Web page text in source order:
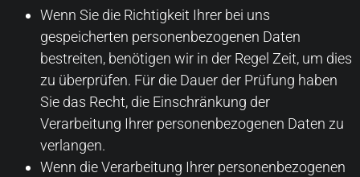
Wenn Sie die Richtigkeit Ihrer bei uns
gespeicherten personenbezogenen Daten
bestreiten, benötigen wir in der Regel Zeit, um dies
zu überprüfen. Für die Dauer der Prüfung haben
Sie das Recht, die Einschränkung der
Verarbeitung Ihrer personenbezogenen Daten zu
verlangen.
Wenn die Verarbeitung Ihrer personenbezogenen